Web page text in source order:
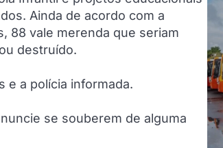
Ainda de acordo com a
88 vale merenda que seriam
destruído.
e a polícia informada.
se souberem de alguma